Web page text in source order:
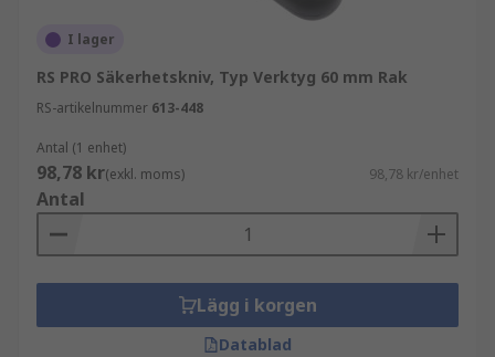
I lager
RS PRO Säkerhetskniv, Typ Verktyg 60 mm Rak
RS-artikelnummer 613-448
Antal (1 enhet)
98,78 kr(exkl. moms) 98,78 kr/enhet
Antal
Lägg i korgen
Datablad